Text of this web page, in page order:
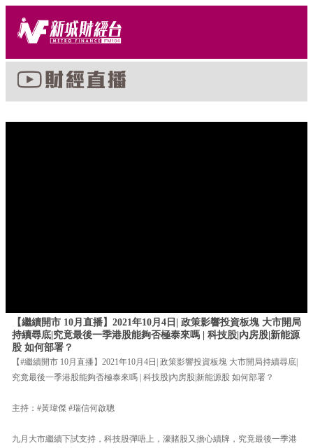
【繼續開市 10月直播】2021年10月4日| 政策影響投資板塊 大市開局
持續尋底|究竟最後一季港股能夠否極泰來嗎 | 科技股|內房股|新能源
股 如何部署？
【#繼續開市 10月直播】2021年10月4日| 政策影響投資板塊 大市開局持續尋底|
究竟最後一季港股能夠否極泰來嗎 | 科技股|內房股|新能源股 如何部署？
主持：#黃瑋傑 #瑞信何啟聰
九月大市繼續下試支持，科技股彈唔上，濠賭股又擔心續牌，究竟最後一季港